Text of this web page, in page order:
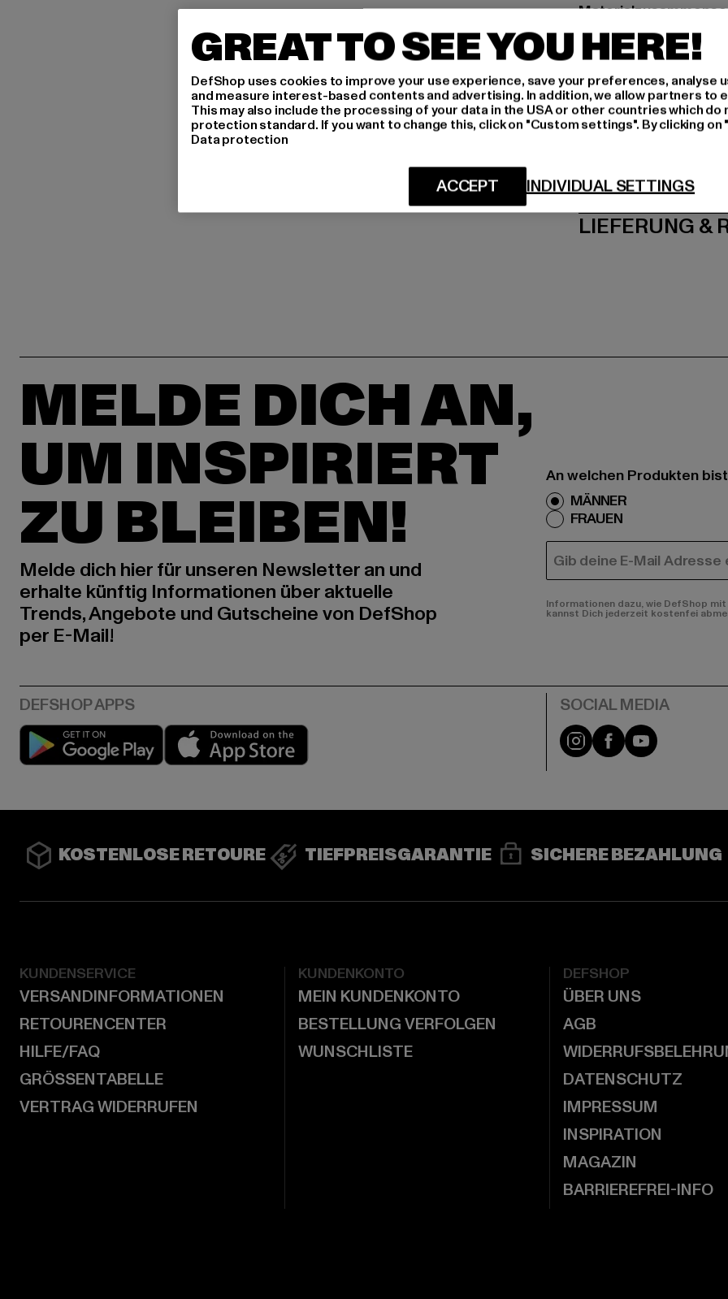
Art.Nr: TB456-00252
Hersteller: TB
Dr.-Robert-Murjahn-
LIEFERUNG &
MELDE DICH AN,
UM INSPIRIERT
ZU BLEIBEN!
Melde dich hier für unseren Newsletter an und
erhalte künftig Informationen über aktuelle
Trends, Angebote und Gutscheine von DefShop
per E-Mail!
An welchen Produkten
MÄNNER
FRAUEN
E-MAIL
Informationen dazu, wie DefShop
kannst Dich jederzeit kostenfei
Play market App store Instagram
FacebookYouTube
KOSTENLOSE RETOURE TIEFPREISGARANTIE SICHERE BEZAHLUNG
KUNDENSERVICE
VERSANDINFORMATIONEN
RETOURENCENTER
HILFE/FAQ
GRÖSSENTABELLE
VERTRAG WIDERRUFEN
KUNDENKONTO
MEIN KUNDENKONTO
BESTELLUNG VERFOLGEN
WUNSCHLISTE
DEFSHOP
ÜBER UNS
AGB
DATENSCHUTZ
IMPRESSUM
INSPIRATION
MAGAZIN
BARRIEREFREI-INFO
GREAT TO SEE YOU HERE!
DefShop uses cookies to improve your use experience, save your preferences, analyse
and measure interest-based contents and advertising. In addition, we allow partners to
This may also include the processing of your data in the USA or other countries which do
protection standard. If you want to change this, click on "Custom settings". By clicking
Data protection
INDIVIDUAL SETTINGS
ACCEPT